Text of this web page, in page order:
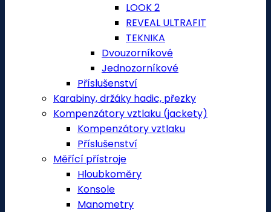
LOOK 2
REVEAL ULTRAFIT
TEKNIKA
Dvouzorníkové
Jednozorníkové
Příslušenství
Karabiny, držáky hadic, přezky
Kompenzátory vztlaku (jackety)
Kompenzátory vztlaku
Příslušenství
Měřící přístroje
Hloubkoměry
Konsole
Manometry